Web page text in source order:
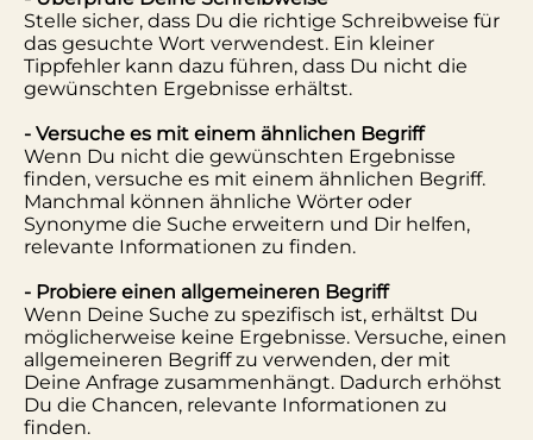
Stelle sicher, dass Du die richtige Schreibweise für
das gesuchte Wort verwendest. Ein kleiner
Tippfehler kann dazu führen, dass Du nicht die
gewünschten Ergebnisse erhältst.
- Versuche es mit einem ähnlichen Begriff
Wenn Du nicht die gewünschten Ergebnisse
finden, versuche es mit einem ähnlichen Begriff.
Manchmal können ähnliche Wörter oder
Synonyme die Suche erweitern und Dir helfen,
relevante Informationen zu finden.
- Probiere einen allgemeineren Begriff
Wenn Deine Suche zu spezifisch ist, erhältst Du
möglicherweise keine Ergebnisse. Versuche, einen
allgemeineren Begriff zu verwenden, der mit
Deine Anfrage zusammenhängt. Dadurch erhöhst
Du die Chancen, relevante Informationen zu
finden.